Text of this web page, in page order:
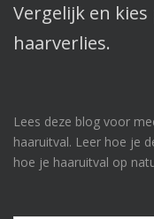
Vergelijk en
haarverlies.
Lees deze blog voor
haaruitval. Leer hoe je
hoe je haaruitval op
Typ uw e-mailadres…